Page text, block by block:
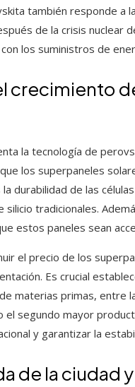
también responde a
de la crisis nuclear
los suministros de
crecimiento
la tecnología de
los superpaneles
durabilidad de las
tradicionales.
estos paneles sean
el precio de los
Es crucial
materias primas, entre
el segundo mayor
y garantizar la
de la ciudad